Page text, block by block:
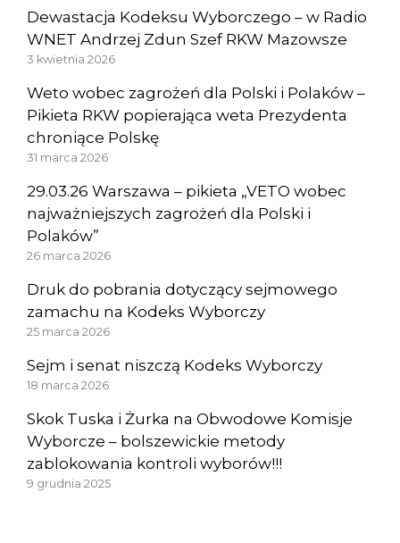
Dewastacja Kodeksu Wyborczego – w Radio
WNET Andrzej Zdun Szef RKW Mazowsze
3 kwietnia 2026
Weto wobec zagrożeń dla Polski i Polaków –
Pikieta RKW popierająca weta Prezydenta
chroniące Polskę
31 marca 2026
29.03.26 Warszawa – pikieta „VETO wobec
najważniejszych zagrożeń dla Polski i
Polaków”
26 marca 2026
Druk do pobrania dotyczący sejmowego
zamachu na Kodeks Wyborczy
25 marca 2026
Sejm i senat niszczą Kodeks Wyborczy
18 marca 2026
Skok Tuska i Żurka na Obwodowe Komisje
Wyborcze – bolszewickie metody
zablokowania kontroli wyborów!!!
9 grudnia 2025